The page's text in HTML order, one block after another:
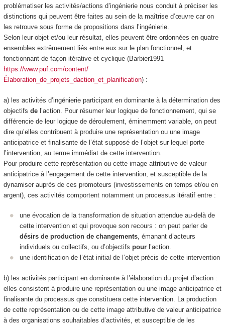
problématiser les activités/actions d’ingénierie nous conduit à préciser les
distinctions qui peuvent être faites au sein de la maîtrise d’œuvre car on
les retrouve sous forme de propositions dans l’ingénierie.
Selon leur objet et/ou leur résultat, elles peuvent être ordonnées en quatre
ensembles extrêmement liés entre eux sur le plan fonctionnel, et
fonctionnant de façon itérative et cyclique (Barbier1991
https://www.puf.com/content/
Élaboration_de_projets_daction_et_planification) :
a) les activités d’ingénierie participant en dominante à la détermination des
objectifs del’action. Pour résumer leur logique de fonctionnement, qui se
différencie de leur logique de déroulement, éminemment variable, on peut
dire qu’elles contribuent à produire une représentation ou une image
anticipatrice et finalisante de l’état supposé de l’objet sur lequel porte
l’intervention, au terme immédiat de cette intervention.
Pour produire cette représentation ou cette image attributive de valeur
anticipatrice à l’engagement de cette intervention, et susceptible de la
dynamiser auprès de ces promoteurs (investissements en temps et/ou en
argent), ces activités comportent notamment un processus itératif entre :
une évocation de la transformation de situation attendue au-delà de
cette intervention et qui provoque son recours : on peut parler de
désirs de production de changements, émanant d’acteurs
individuels ou collectifs, ou d’objectifs pour l’action.
une identification de l’état initial de l’objet précis de cette intervention
b) les activités participant en dominante à l’élaboration du projet d’action:
elles consistent à produire une représentation ou une image anticipatrice et
finalisante du processus que constituera cette intervention. La production
de cette représentation ou de cette image attributive de valeur anticipatrice
à des organisations souhaitables d’activités , et susceptible de les